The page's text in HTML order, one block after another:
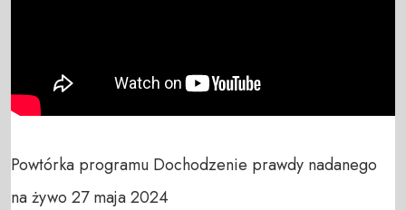
Powtórka programu Dochodzenie prawdy nadanego
na żywo 27 maja 2024